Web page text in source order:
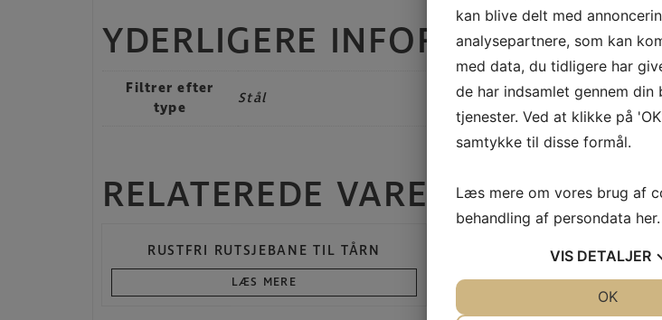
YDERLIGERE INFORMATION
Filtrer efter
type
Stål
RELATEREDE VARER
RUSTFRI RUTSJEBANE TIL TÅRN
LÆS MERE
KURVET
LÆS MERE
kan blive delt med
analysepartnere, som kan
med data, du tidligere har
de har indsamlet gennem din
tjenester. Ved at klikke på
samtykke til disse formål.
Læs mere om vores brug af
behandling af persondata her.
VIS DETALJER
OK